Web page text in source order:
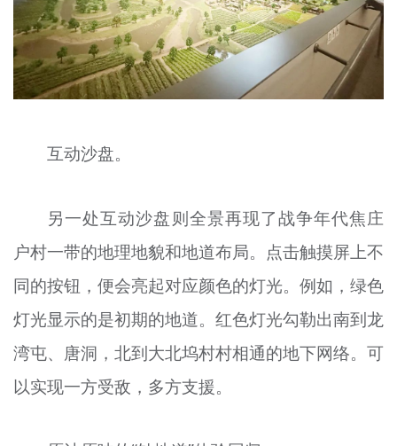
互动沙盘。
另一处互动沙盘则全景再现了战争年代焦庄
户村一带的地理地貌和地道布局。点击触摸屏上不
同的按钮，便会亮起对应颜色的灯光。例如，绿色
灯光显示的是初期的地道。红色灯光勾勒出南到龙
湾屯、唐洞，北到大北坞村村相通的地下网络。可
以实现一方受敌，多方支援。